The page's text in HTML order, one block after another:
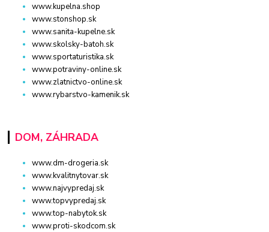
www.kupelna.shop
www.stonshop.sk
www.sanita-kupelne.sk
www.skolsky-batoh.sk
www.sportaturistika.sk
www.potraviny-online.sk
www.zlatnictvo-online.sk
www.rybarstvo-kamenik.sk
DOM, ZÁHRADA
www.dm-drogeria.sk
www.kvalitnytovar.sk
www.najvypredaj.sk
www.topvypredaj.sk
www.top-nabytok.sk
www.proti-skodcom.sk